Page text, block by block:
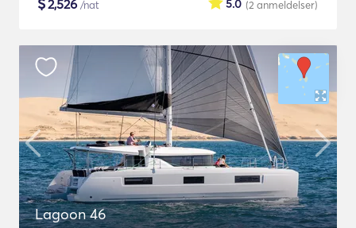
2,526 /nat (2 anmeldelser)
5.0
Lagoon 46